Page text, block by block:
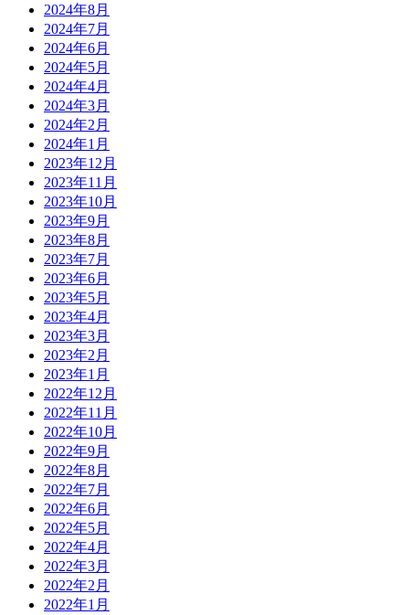
2024年8月
2024年7月
2024年6月
2024年5月
2024年4月
2024年3月
2024年2月
2024年1月
2023年12月
2023年11月
2023年10月
2023年9月
2023年8月
2023年7月
2023年6月
2023年5月
2023年4月
2023年3月
2023年2月
2023年1月
2022年12月
2022年11月
2022年10月
2022年9月
2022年8月
2022年7月
2022年6月
2022年5月
2022年4月
2022年3月
2022年2月
2022年1月